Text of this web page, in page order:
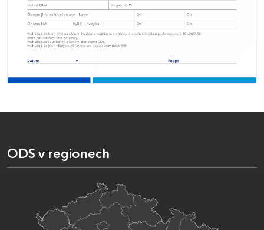
ODS v regionech